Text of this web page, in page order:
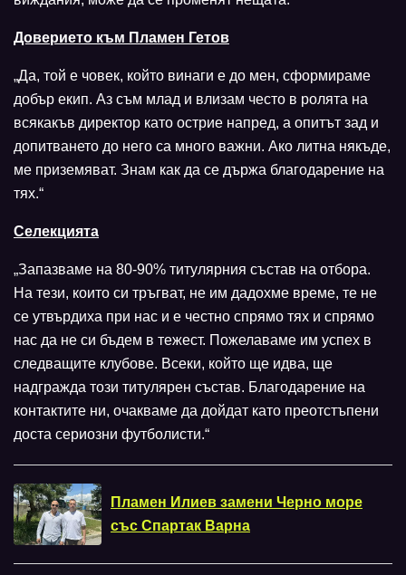
Доверието към Пламен Гетов
„Да, той е човек, който винаги е до мен, сформираме
добър екип. Аз съм млад и влизам често в ролята на
всякакъв директор като острие напред, а опитът зад и
допитването до него са много важни. Ако литна някъде,
ме приземяват. Знам как да се държа благодарение на
тях.“
Селекцията
„Запазваме на 80-90% титулярния състав на отбора.
На тези, които си тръгват, не им дадохме време, те не
се утвърдиха при нас и е честно спрямо тях и спрямо
нас да не си бъдем в тежест. Пожелаваме им успех в
следващите клубове. Всеки, който ще идва, ще
надгражда този титулярен състав. Благодарение на
контактите ни, очакваме да дойдат като преотстъпени
доста сериозни футболисти.“
Пламен Илиев замени Черно море
със Спартак Варна